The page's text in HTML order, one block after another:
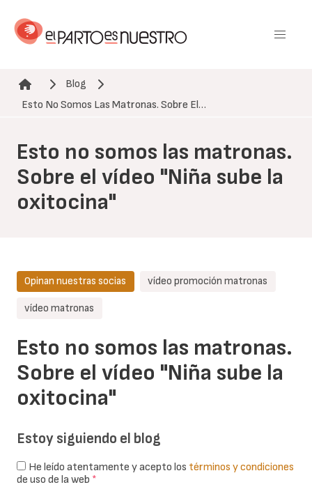
contenido
Ruta de navegación
Blog
Esto No Somos Las Matronas. Sobre El…
Esto no somos las matronas.
Sobre el vídeo "Niña sube la
oxitocina"
Esto no somos las matronas.
Sobre el vídeo "Niña sube la
oxitocina"
Opinan nuestras socias vídeo promoción matronas
vídeo matronas
Estoy siguiendo el blog
He leído atentamente y acepto los términos y condiciones
de uso de la web *